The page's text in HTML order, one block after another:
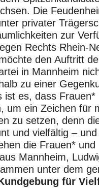
Die
privater
zur
Rechts Rhein-
den Auftritt
in Mannheim
zu einer
ist es, dass
um ein Zeichen für
zu setzen, denn
und vielfältig –
die Frauen* und
Mannheim,
unter dem
für